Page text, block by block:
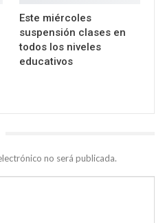
Este miércoles
suspensión clases en
todos los niveles
educativos
no será publicada.